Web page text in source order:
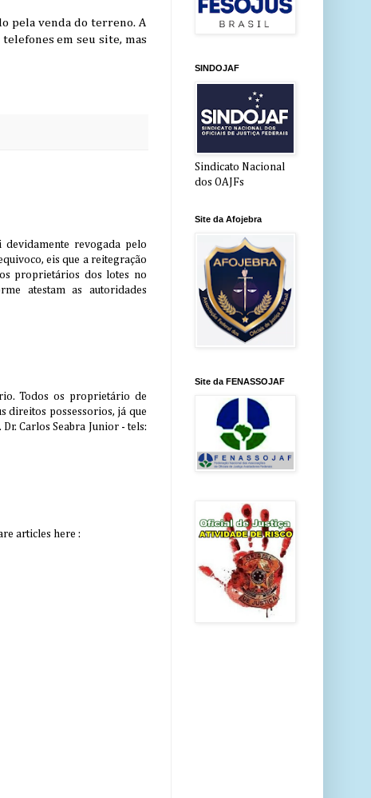
pela venda do terreno. A
em seu site, mas
revogada pelo
eis que a reitegração
proprietários dos lotes no
atestam as autoridades
Todos os proprietário de
direitos possessorios, já que
Carlos Seabra Junior - tels:
articles here :
SINDOJAF
Sindicato Nacional
dos OAJFs
Site da Afojebra
Site da FENASSOJAF